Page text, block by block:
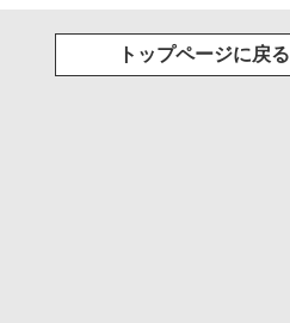
トップページに戻る